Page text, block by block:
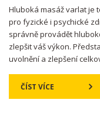
Hluboká masáž varlat je
pro fyzické i psychické
správně provádět
zlepšit váš výkon.
uvolnění a zlepšení
maximum.
ČÍST VÍCE